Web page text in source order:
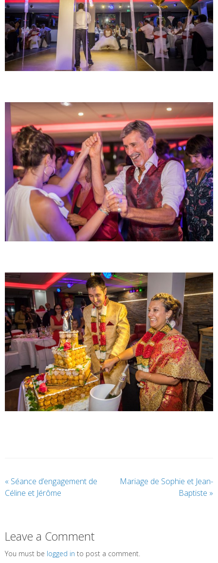
« Séance d’engagement de
Céline et Jérôme
Mariage de Sophie et Jean-
Baptiste »
Leave a Comment
You must be logged in to post a comment.